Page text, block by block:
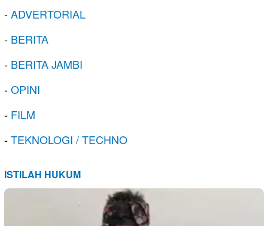
-ADVERTORIAL
- BERITA
- BERITA JAMBI
-OPINI
- FILM
-TEKNOLOGI / TECHNO
ISTILAH HUKUM